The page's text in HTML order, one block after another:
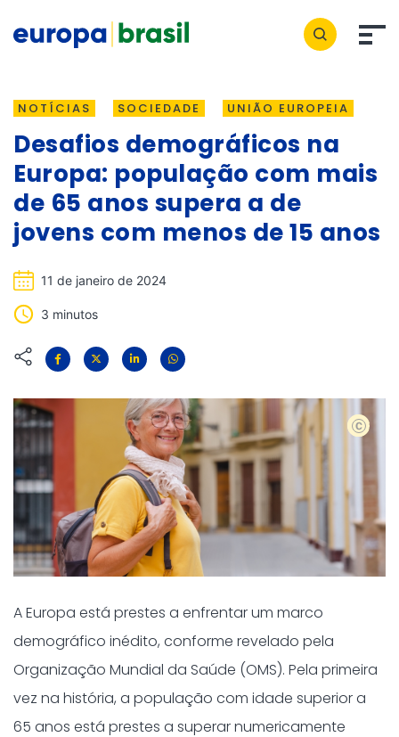
NOTÍCIAS SOCIEDADE UNIÃO EUROPEIA
Desafios demográficos na
Europa: população com mais
de 65 anos supera a de
jovens com menos de 15 anos
11 de janeiro de 2024
3 minutos
A Europa está prestes a enfrentar um marco
demográfico inédito, conforme revelado pela
Organização Mundial da Saúde (OMS). Pela primeira
vez na história, a população com idade superior a
65 anos está prestes a superar numericamente